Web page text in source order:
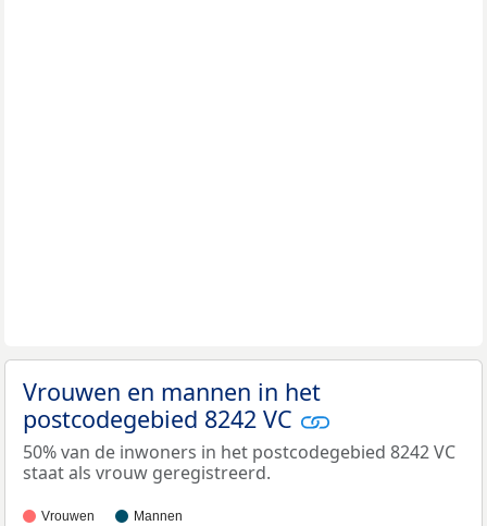
Vrouwen en mannen in het
postcodegebied 8242 VC
50% van de inwoners in het postcodegebied 8242 VC
staat als vrouw geregistreerd.
Vrouwen Mannen